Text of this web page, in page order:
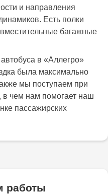
и направления
Есть полки
багажные
в «Аллегро»
была максимально
мы поступаем при
в чем нам помогает наш
пассажирских
работы